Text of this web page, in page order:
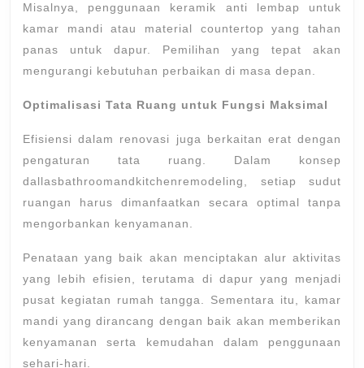
Misalnya, penggunaan keramik anti lembap untuk
kamar mandi atau material countertop yang tahan
panas untuk dapur. Pemilihan yang tepat akan
mengurangi kebutuhan perbaikan di masa depan.
Optimalisasi Tata Ruang untuk Fungsi Maksimal
Efisiensi dalam renovasi juga berkaitan erat dengan
pengaturan tata ruang. Dalam konsep
dallasbathroomandkitchenremodeling, setiap sudut
ruangan harus dimanfaatkan secara optimal tanpa
mengorbankan kenyamanan.
Penataan yang baik akan menciptakan alur aktivitas
yang lebih efisien, terutama di dapur yang menjadi
pusat kegiatan rumah tangga. Sementara itu, kamar
mandi yang dirancang dengan baik akan memberikan
kenyamanan serta kemudahan dalam penggunaan
sehari-hari.